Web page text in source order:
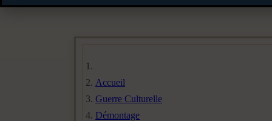
Accueil
Guerre Culturelle
Démontage